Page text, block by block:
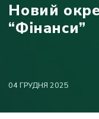
Новий
“Фінанси”
04 ГРУДНЯ 2025